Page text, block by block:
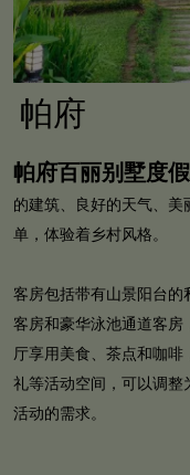
帕府
帕府百丽别墅度假
的建筑、良好的天气、
单，体验着乡村风格。
客房包括带有山景阳台
客房和豪华泳池通道客
厅享用美食、茶点和咖
礼等活动空间，可以调
活动的需求。